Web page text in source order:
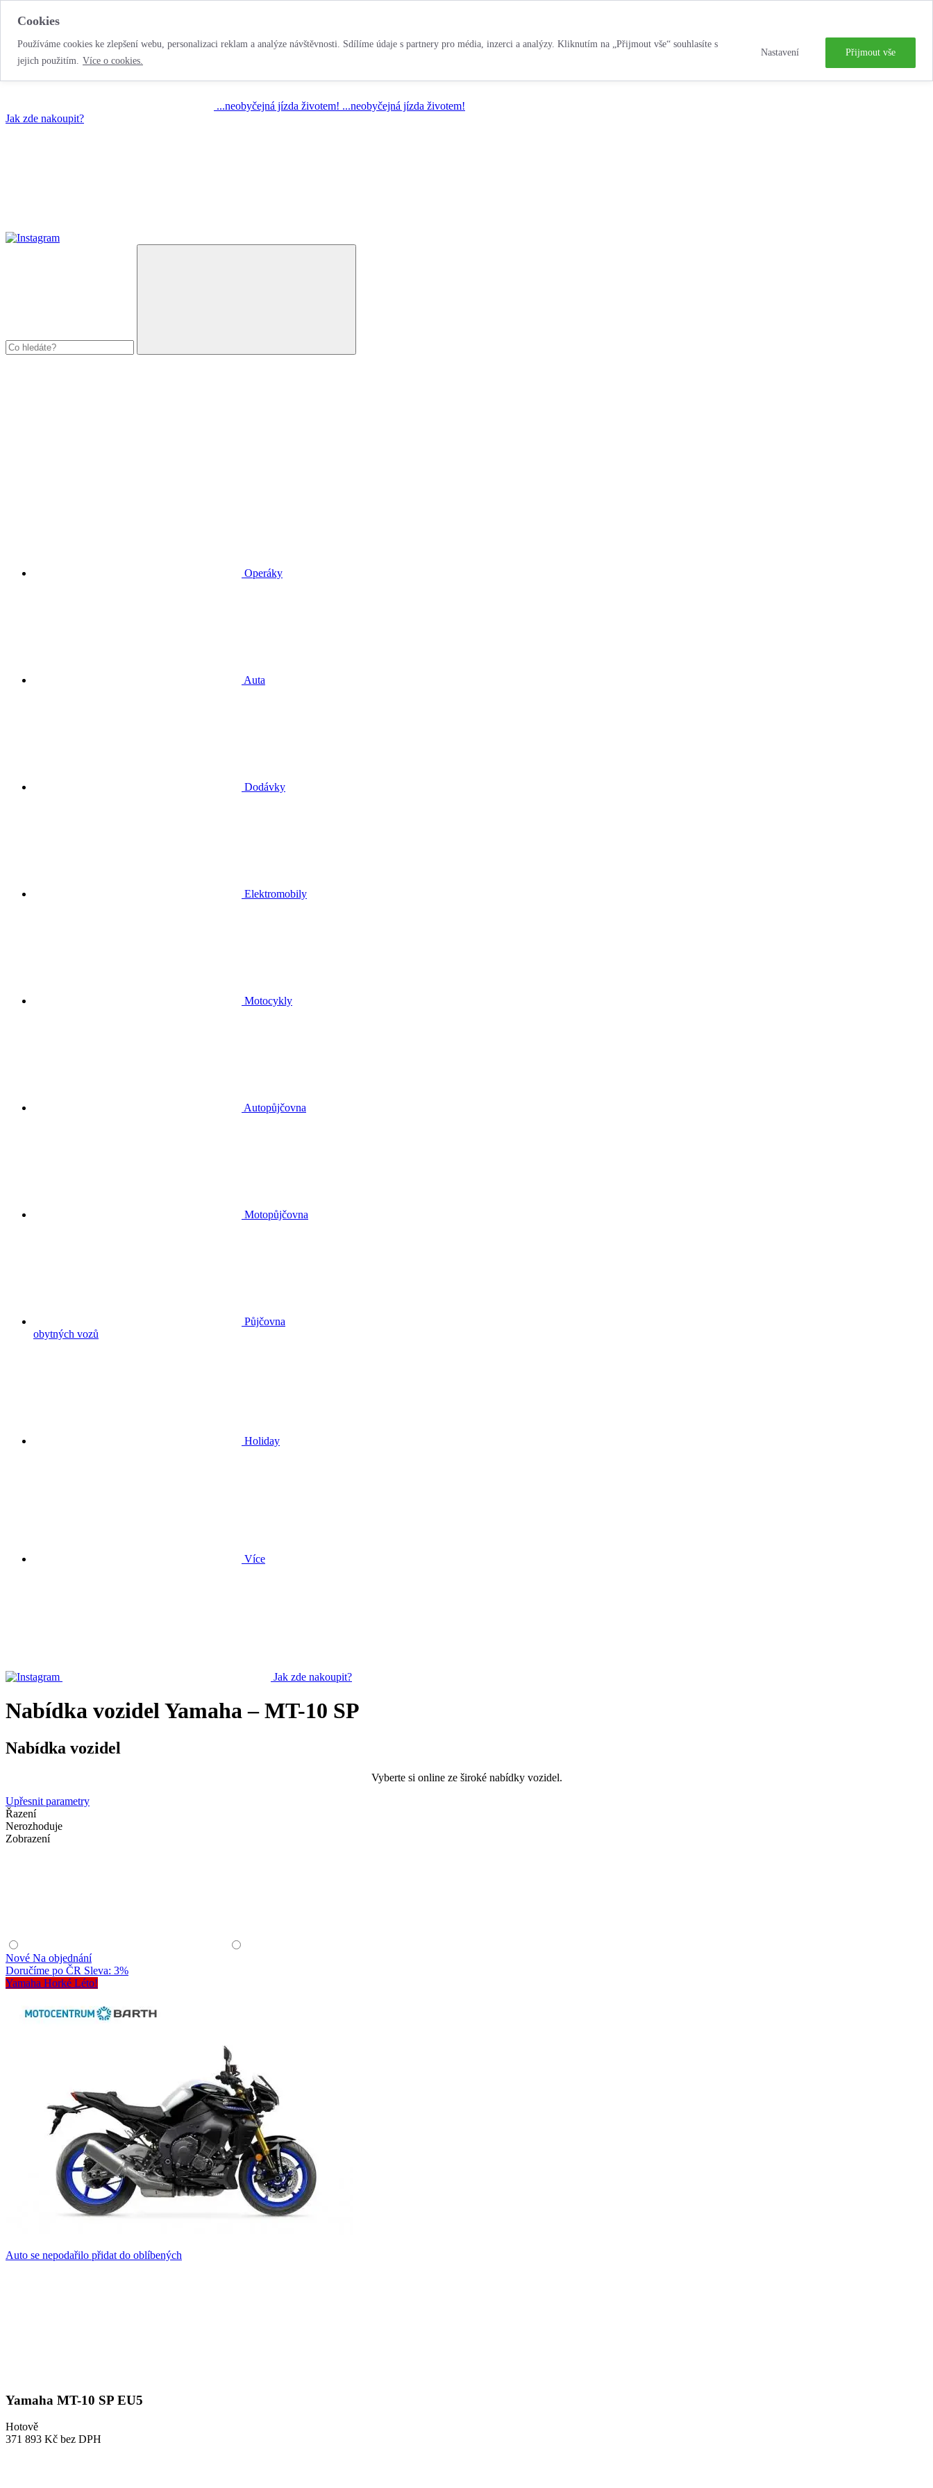
Cookies
Používáme cookies ke zlepšení webu, personalizaci reklam a analýze návštěvnosti. Sdílíme údaje s partnery pro média, inzerci a analýzy. Kliknutím na „Přijmout vše“ souhlasíte s
jejich použitím. Více o cookies.
Nastavení Přijmout vše
...neobyčejná jízda životem! ...neobyčejná jízda životem!
Jak zde nakoupit?
Operáky
Auta
Dodávky
Elektromobily
Motocykly
Autopůjčovna
Motopůjčovna
Půjčovna
obytných vozů
Holiday
Více
Jak zde nakoupit?
Nabídka vozidel Yamaha – MT-10 SP
Nabídka vozidel
Vyberte si online ze široké nabídky vozidel.
Upřesnit parametry
Řazení
Nerozhoduje
Zobrazení
Nové Na objednání
Doručíme po ČR Sleva: 3%
Yamaha Horké Léto!
Auto se nepodařilo přidat do oblíbených
Yamaha MT-10 SP EU5
Hotově
371 893 Kč bez DPH